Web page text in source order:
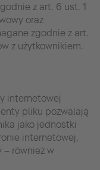
z art. 6 ust. 1
oraz
zgodnie z art.
z użytkownikiem.
internetowej
pliku pozwalają
jako jednostki
internetowej,
– również w